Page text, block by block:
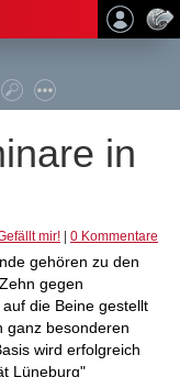
in
mir! 0 Kommentare
gehören zu den
gegen
die Beine gestellt
ganz besonderen
wird erfolgreich
Lüneburg"